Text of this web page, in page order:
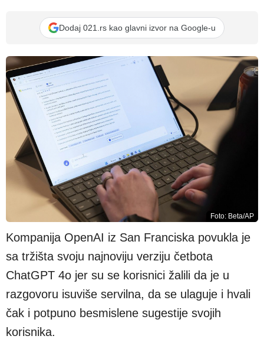
Dodaj 021.rs kao glavni izvor na Google-u
Foto: Beta/AP
Kompanija OpenAI iz San Franciska povukla je
sa tržišta svoju najnoviju verziju četbota
ChatGPT 4o jer su se korisnici žalili da je u
razgovoru isuviše servilna, da se ulaguje i hvali
čak i potpuno besmislene sugestije svojih
korisnika.